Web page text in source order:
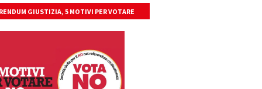
GIUSTIZIA, 5 MOTIVI PER VOTARE